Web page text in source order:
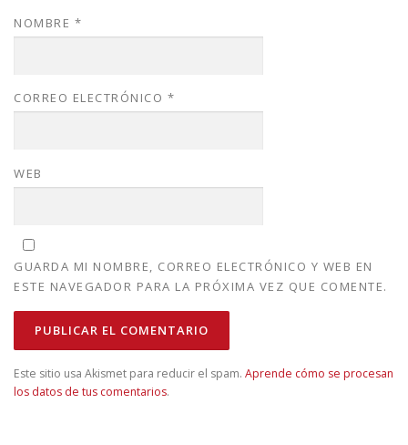
NOMBRE *
CORREO ELECTRÓNICO *
WEB
GUARDA MI NOMBRE, CORREO ELECTRÓNICO Y WEB EN
ESTE NAVEGADOR PARA LA PRÓXIMA VEZ QUE COMENTE.
Este sitio usa Akismet para reducir el spam. Aprende cómo se procesan
los datos de tus comentarios.